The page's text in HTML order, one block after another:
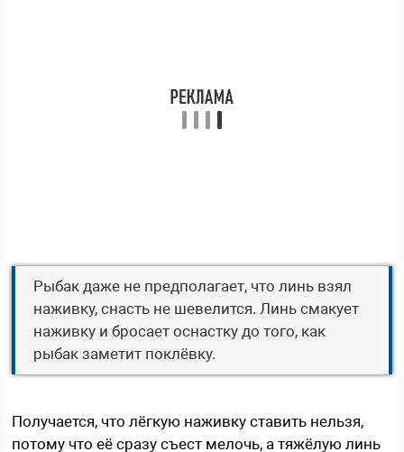
Рыбак даже не предполагает, что линь взял
наживку, снасть не шевелится. Линь смакует
наживку и бросает оснастку до того, как
рыбак заметит поклёвку.
Получается, что лёгкую наживку ставить нельзя,
потому что её сразу съест мелочь, а тяжёлую линь